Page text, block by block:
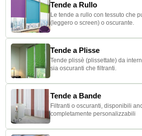
Tende a Rullo
Le tende a rullo con tessuto che
(leggero o screen) o oscurante.
Tende a Plisse
Tende plissè (plissettate) da
sia oscuranti che filtranti.
Tende a Bande
Filtranti o oscuranti, disponibili
completamente personalizzabili